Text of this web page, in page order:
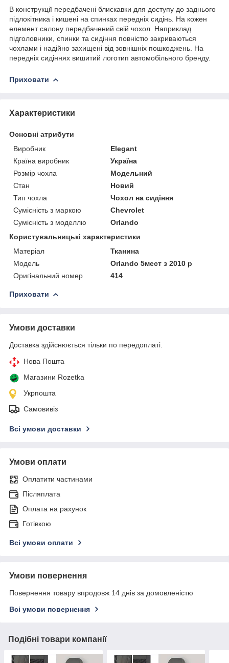
В конструкції передбачені блискавки для доступу до заднього
підлокітника і кишені на спинках передніх сидінь. На кожен
елемент салону передбачений свій чохол. Наприклад
підголовники, спинки та сидіння повністю закриваються
чохлами і надійно захищені від зовнішніх пошкоджень. На
передніх сидіннях вишитий логотип автомобільного бренду.
Приховати
Характеристики
Основні атрибути
Виробник
Elegant
Країна виробник
Україна
Розмір чохла
Модельний
Стан
Новий
Тип чохла
Чохол на сидіння
Сумісність з маркою
Chevrolet
Сумісність з моделлю
Orlando
Користувальницькі характеристики
Матеріал
Тканина
Модель
Orlando 5мест з 2010 р
Оригінальний номер
414
Приховати
Умови доставки
Доставка здійснюється тільки по передоплаті.
Нова Пошта
Магазини Rozetka
Укрпошта
Самовивіз
Всі умови доставки
Умови оплати
Оплатити частинами
Післяплата
Оплата на рахунок
Готівкою
Всі умови оплати
Умови повернення
Повернення товару впродовж 14 днів за домовленістю
Всі умови повернення
Подібні товари компанії